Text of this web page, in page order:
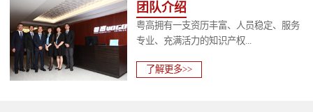
团队介绍
粤高拥有一支资历丰富、人员稳定、服务
专业、充满活力的知识产权...
了解更多>>